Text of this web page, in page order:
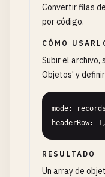
Convertir filas
por código.
CÓMO
Subir el archivo,
Objetos' y
mode:
headerRow:
RESULTADO
Un array de